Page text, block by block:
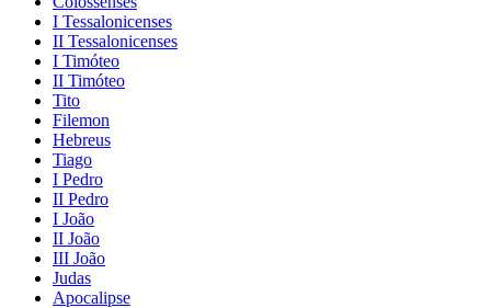
I Tessalonicenses
II Tessalonicenses
I Timóteo
II Timóteo
Tito
Filemon
Hebreus
Tiago
I Pedro
II Pedro
I João
II João
III João
Judas
Apocalipse